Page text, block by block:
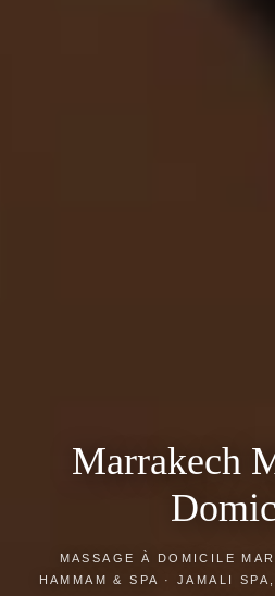
Marrakech
MASSAGE À DOMICILE
HAMMAM & SPA · JAMALI